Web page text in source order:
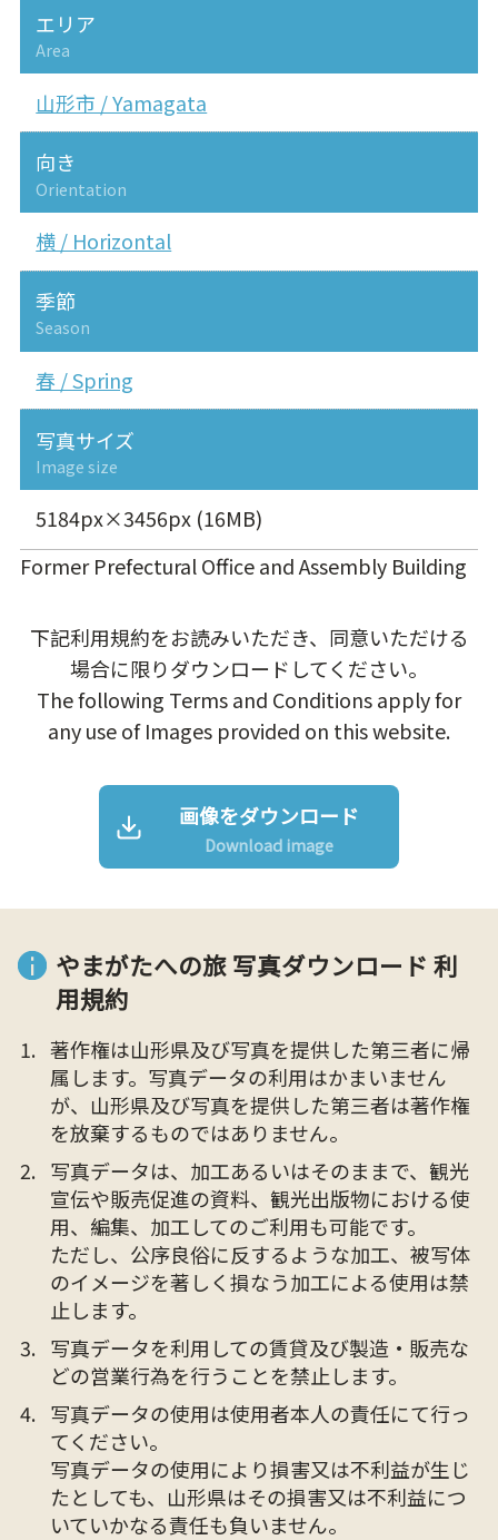
エリア
Area
山形市 / Yamagata
向き
Orientation
横 / Horizontal
季節
Season
春 / Spring
写真サイズ
Image size
5184px×3456px (16MB)
Former Prefectural Office and Assembly Building
下記利用規約をお読みいただき、同意いただける
場合に限りダウンロードしてください。
The following Terms and Conditions apply for
any use of Images provided on this website.
画像をダウンロード
Download image
やまがたへの旅 写真ダウンロード 利
用規約
著作権は山形県及び写真を提供した第三者に帰
属します。写真データの利用はかまいません
が、山形県及び写真を提供した第三者は著作権
を放棄するものではありません。
写真データは、加工あるいはそのままで、観光
宣伝や販売促進の資料、観光出版物における使
用、編集、加工してのご利用も可能です。
ただし、公序良俗に反するような加工、被写体
のイメージを著しく損なう加工による使用は禁
止します。
写真データを利用しての賃貸及び製造・販売な
どの営業行為を行うことを禁止します。
写真データの使用は使用者本人の責任にて行っ
てください。
写真データの使用により損害又は不利益が生じ
たとしても、山形県はその損害又は不利益につ
いていかなる責任も負いません。